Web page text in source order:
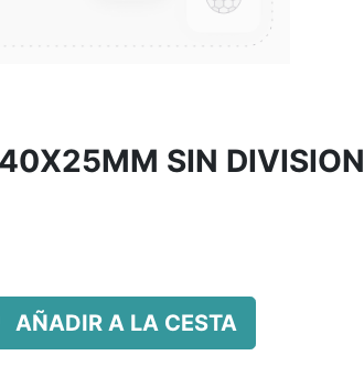
SIN DIVISION
AÑADIR A LA CESTA